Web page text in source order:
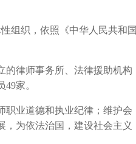
组织，依照《中华人民共和国
的律师事务所、法律援助机构
家。
职业道德和执业纪律；维护会
，为依法治国，建设社会主义